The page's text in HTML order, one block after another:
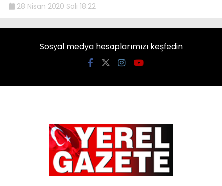
28 Nisan 2020 Salı 18:22
Sosyal medya hesaplarımızı keşfedin